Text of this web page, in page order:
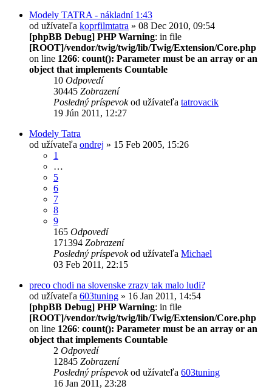
Modely TATRA - nákladní 1:43
od užívateľa koprfilmtatra » 08 Dec 2010, 09:54
[phpBB Debug] PHP Warning: in file
[ROOT]/vendor/twig/twig/lib/Twig/Extension/Core.php
on line 1266: count(): Parameter must be an array or an
object that implements Countable
10 Odpovedí
30445 Zobrazení
Posledný príspevokod užívateľa tatrovacik
19 Jún 2011, 12:27
Modely Tatra
od užívateľa ondrej » 15 Feb 2005, 15:26
1
…
5
6
7
8
9
165 Odpovedí
171394 Zobrazení
Posledný príspevokod užívateľa Michael
03 Feb 2011, 22:15
preco chodi na slovenske zrazy tak malo ludi?
od užívateľa 603tuning » 16 Jan 2011, 14:54
[phpBB Debug] PHP Warning: in file
[ROOT]/vendor/twig/twig/lib/Twig/Extension/Core.php
on line 1266: count(): Parameter must be an array or an
object that implements Countable
2 Odpovedí
12845 Zobrazení
Posledný príspevokod užívateľa 603tuning
16 Jan 2011, 23:28